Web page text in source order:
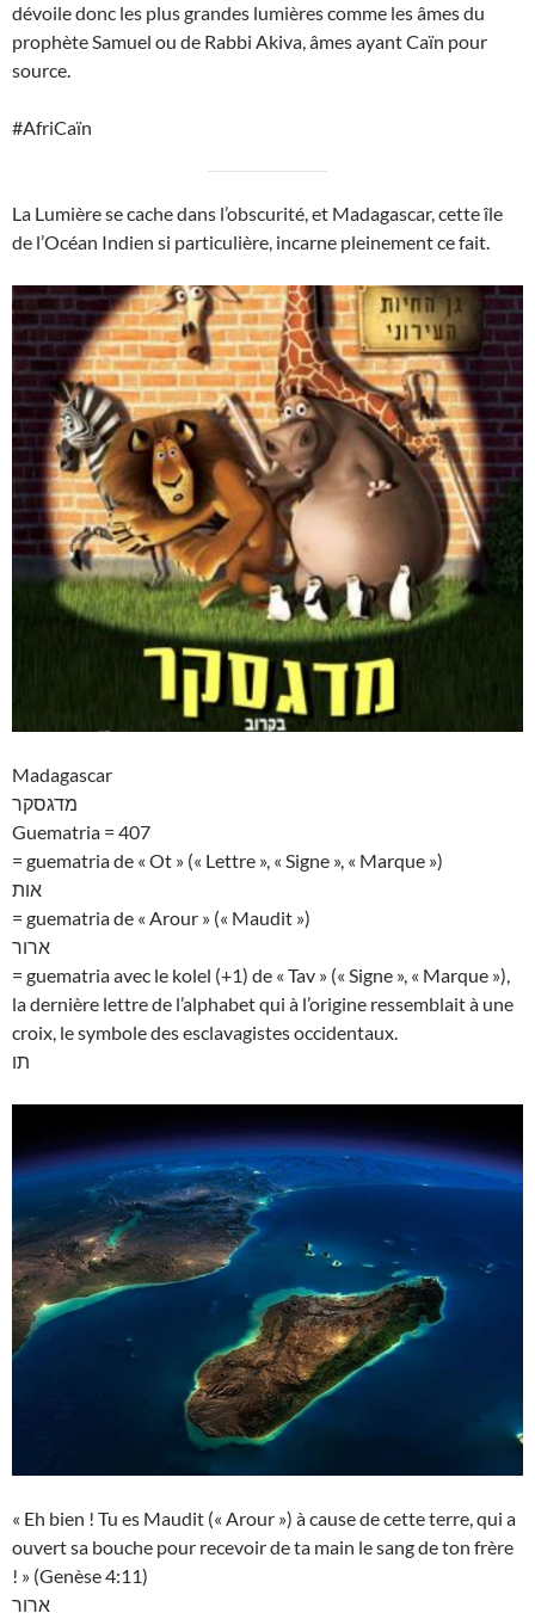
dévoile donc les plus grandes lumières comme les âmes du
prophète Samuel ou de Rabbi Akiva, âmes ayant Caïn pour
source.
#AfriCaïn
La Lumière se cache dans l’obscurité, et Madagascar, cette île
de l’Océan Indien si particulière, incarne pleinement ce fait.
Madagascar
מדגסקר
Guematria = 407
= guematria de « Ot » (« Lettre », « Signe », « Marque »)
אות
= guematria de « Arour » (« Maudit »)
ארור
= guematria avec le kolel (+1) de « Tav » (« Signe », « Marque »),
la dernière lettre de l’alphabet qui à l’origine ressemblait à une
croix, le symbole des esclavagistes occidentaux.
תו
« Eh bien ! Tu es Maudit (« Arour ») à cause de cette terre, qui a
ouvert sa bouche pour recevoir de ta main le sang de ton frère
! » (Genèse 4:11)
ארור